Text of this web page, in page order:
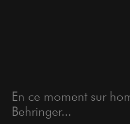
En ce moment sur
Behringer...